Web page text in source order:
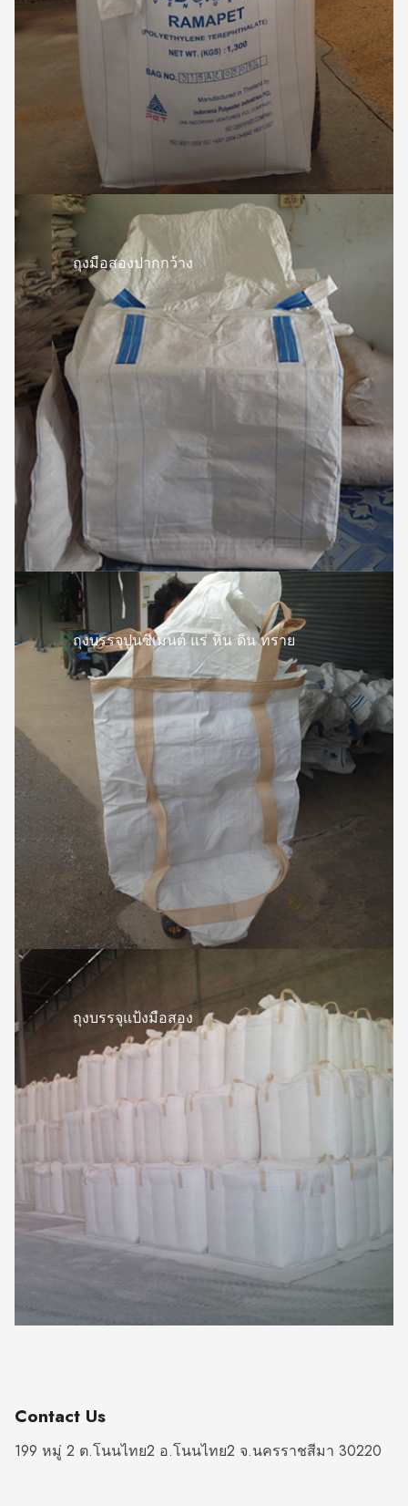
ถุงมือสองปากกว้าง
ถุงบรรจุปูนซีเมนต์ แร่ หิน ดิน ทราย
ถุงบรรจุแป้งมือสอง
Contact Us
199 หมู่ 2 ต.โนนไทย2 อ.โนนไทย2 จ.นครราชสีมา 30220